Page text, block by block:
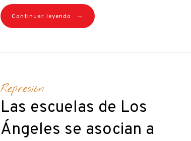
Continuar leyendo →
Represión
Las escuelas de Los
Ángeles se asocian a